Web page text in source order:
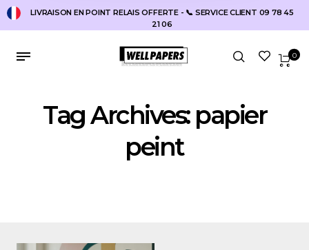
LIVRAISON EN POINT RELAIS OFFERTE - 📞 SERVICE CLIENT 09 78 45
21 06
0
Tag Archives: papier
peint